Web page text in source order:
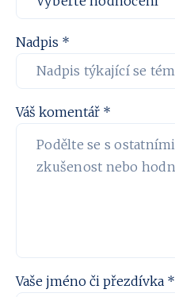
Nadpis *
Váš komentář *
Vaše jméno či přezdívka *